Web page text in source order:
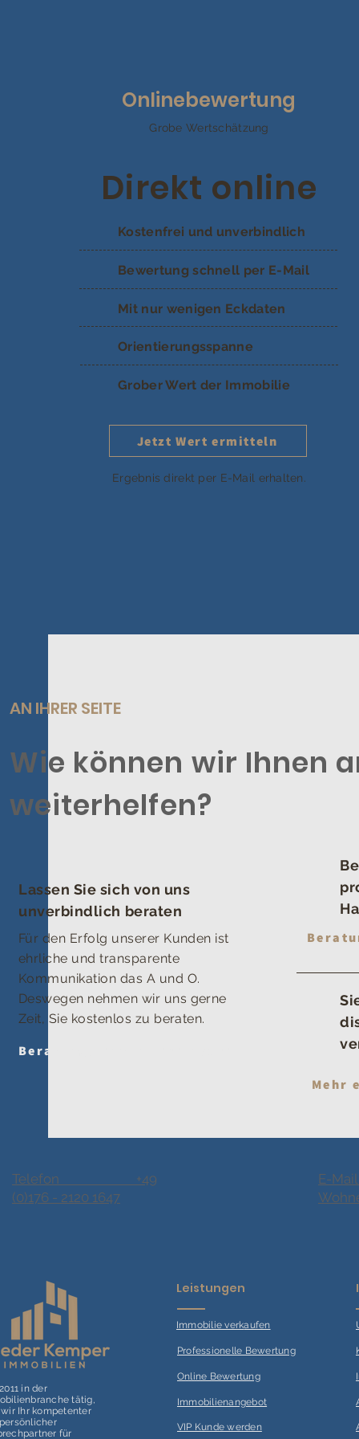
Onlinebewertung
Grobe Wertschätzung
Direkt online
Kostenfrei und unverbindlich
Bewertung schnell per E-Mail
Mit nur wenigen Eckdaten
Orientierungsspanne
Grober Wert der Immobilie
Jetzt Wert ermitteln
Ergebnis direkt per E-Mail erhalten.
AN IHRER SEITE
Wie können wir Ihnen
weiterhelfen?
Lassen Sie sich von uns
unverbindlich beraten
Für den Erfolg unserer Kunden ist
ehrliche und transparente
Kommunikation das A und O.
Deswegen nehmen wir uns gerne
Zeit, Sie kostenlos zu beraten.
Beratungstermin vereinbaren
Mehr
Telefon +49
(0)176 - 2120 1647
E-
in der
tätig,
Ihr kompetenter
für
Leistungen
Immobilie verkaufen
Professionelle Bewertung
Online Bewertung
Immobilienangebot
VIP Kunde werden